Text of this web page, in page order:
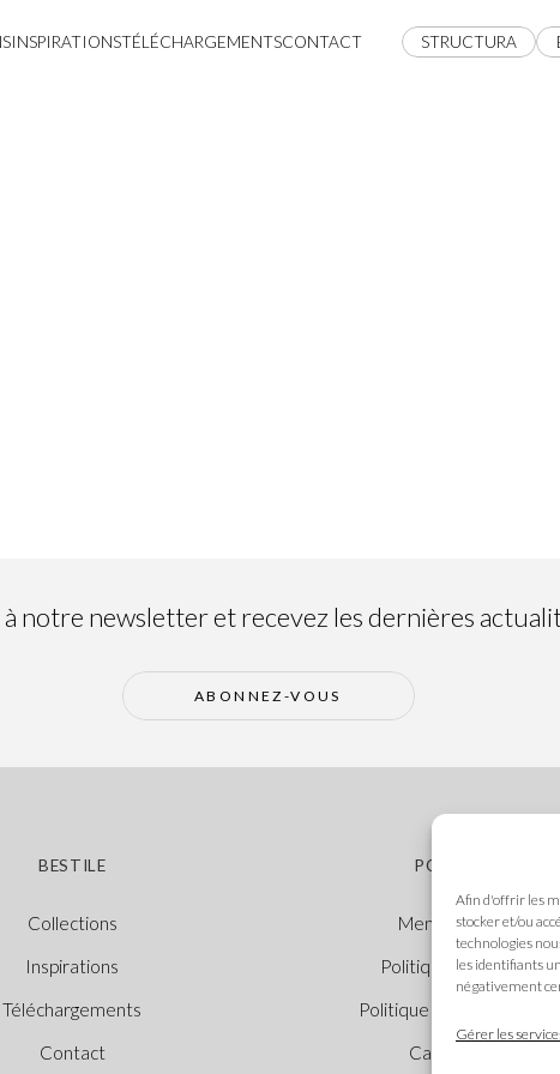
Afin d'offrir les
stocker et/ou
technologies
les identifiants
négativement
Gérer les
INSPIRATIONSTÉLÉCHARGEMENTSCONTACT STRUCTURA
notre newsletter et recevez les dernières
ABONNEZ-VOUS
BESTILE
Collections
Inspirations
Téléchargements
Contact
POLITIQUES
Mentions légales
Politique des cookies
Politique de confidentialité
Canal Éthique